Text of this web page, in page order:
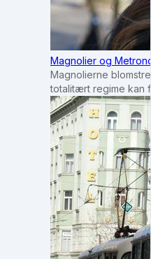
Magnolier og
Magnolierne
totalitært regime